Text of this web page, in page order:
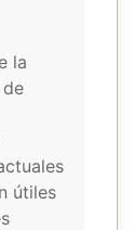
la
útiles